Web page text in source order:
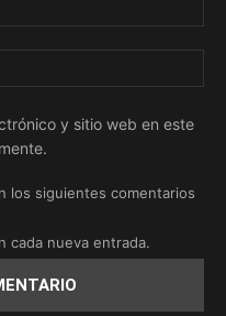
y sitio web en este
los siguientes comentarios
cada nueva entrada.